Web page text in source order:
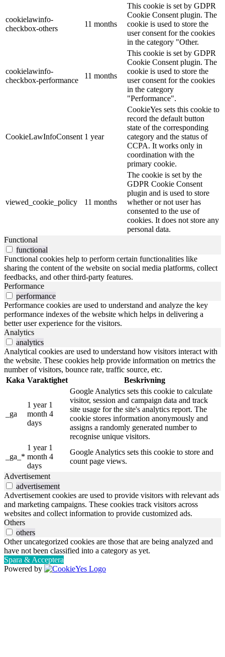
cookielawinfo-
checkbox-others
11 months
This cookie is set by GDPR
Cookie Consent plugin. The
cookie is used to store the
user consent for the cookies
in the category "Other.
cookielawinfo-
checkbox-performance
11 months
This cookie is set by GDPR
Cookie Consent plugin. The
cookie is used to store the
user consent for the cookies
in the category
"Performance".
CookieLawInfoConsent 1 year
CookieYes sets this cookie to
record the default button
state of the corresponding
category and the status of
CCPA. It works only in
coordination with the
primary cookie.
viewed_cookie_policy 11 months
The cookie is set by the
GDPR Cookie Consent
plugin and is used to store
whether or not user has
consented to the use of
cookies. It does not store any
personal data.
Functional
functional
Functional cookies help to perform certain functionalities like
sharing the content of the website on social media platforms, collect
feedbacks, and other third-party features.
Performance
performance
Performance cookies are used to understand and analyze the key
performance indexes of the website which helps in delivering a
better user experience for the visitors.
Analytics
analytics
Analytical cookies are used to understand how visitors interact with
the website. These cookies help provide information on metrics the
number of visitors, bounce rate, traffic source, etc.
Kaka Varaktighet Beskrivning
_ga
1 year 1
month 4
days
Google Analytics sets this cookie to calculate
visitor, session and campaign data and track
site usage for the site's analytics report. The
cookie stores information anonymously and
assigns a randomly generated number to
recognise unique visitors.
_ga_*
1 year 1
month 4
days
Google Analytics sets this cookie to store and
count page views.
Advertisement
advertisement
Advertisement cookies are used to provide visitors with relevant ads
and marketing campaigns. These cookies track visitors across
websites and collect information to provide customized ads.
Others
others
Other uncategorized cookies are those that are being analyzed and
have not been classified into a category as yet.
Spara & Acceptera
Powered by